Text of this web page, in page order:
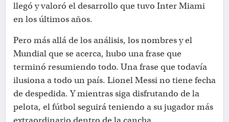
llegó y valoró el desarrollo que tuvo Inter Miami
en los últimos años.
Pero más allá de los análisis, los nombres y el
Mundial que se acerca, hubo una frase que
terminó resumiendo todo. Una frase que todavía
ilusiona a todo un país. Lionel Messi no tiene fecha
de despedida. Y mientras siga disfrutando de la
pelota, el fútbol seguirá teniendo a su jugador más